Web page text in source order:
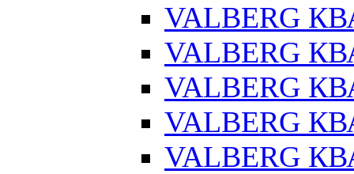
VALBERG
VALBERG
VALBERG
VALBERG
VALBERG